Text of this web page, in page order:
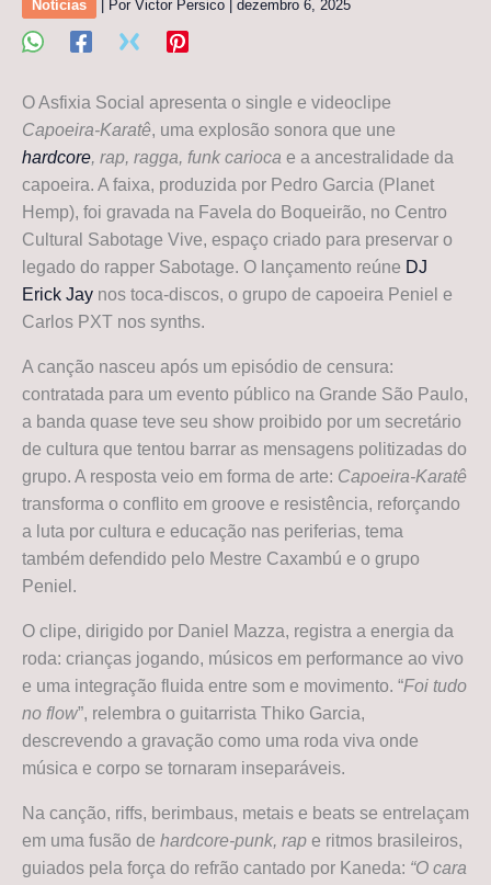
Notícias | Por Victor Persico dezembro 6, 2025
O Asfixia Social apresenta o single e videoclipe
Capoeira-Karatê, uma explosão sonora que une
hardcore, rap, ragga, funk carioca e a ancestralidade da
capoeira. A faixa, produzida por Pedro Garcia (Planet
Hemp), foi gravada na Favela do Boqueirão, no Centro
Cultural Sabotage Vive, espaço criado para preservar o
legado do rapper Sabotage. O lançamento reúne DJ
Erick Jay nos toca-discos, o grupo de capoeira Peniel e
Carlos PXT nos synths.
A canção nasceu após um episódio de censura:
contratada para um evento público na Grande São Paulo,
a banda quase teve seu show proibido por um secretário
de cultura que tentou barrar as mensagens politizadas do
grupo. A resposta veio em forma de arte: Capoeira-Karatê
transforma o conflito em groove e resistência, reforçando
a luta por cultura e educação nas periferias, tema
também defendido pelo Mestre Caxambú e o grupo
Peniel.
O clipe, dirigido por Daniel Mazza, registra a energia da
roda: crianças jogando, músicos em performance ao vivo
e uma integração fluida entre som e movimento. “Foi tudo
no flow”, relembra o guitarrista Thiko Garcia,
descrevendo a gravação como uma roda viva onde
música e corpo se tornaram inseparáveis.
Na canção, riffs, berimbaus, metais e beats se entrelaçam
em uma fusão de hardcore-punk, rap e ritmos brasileiros,
guiados pela força do refrão cantado por Kaneda: “O cara